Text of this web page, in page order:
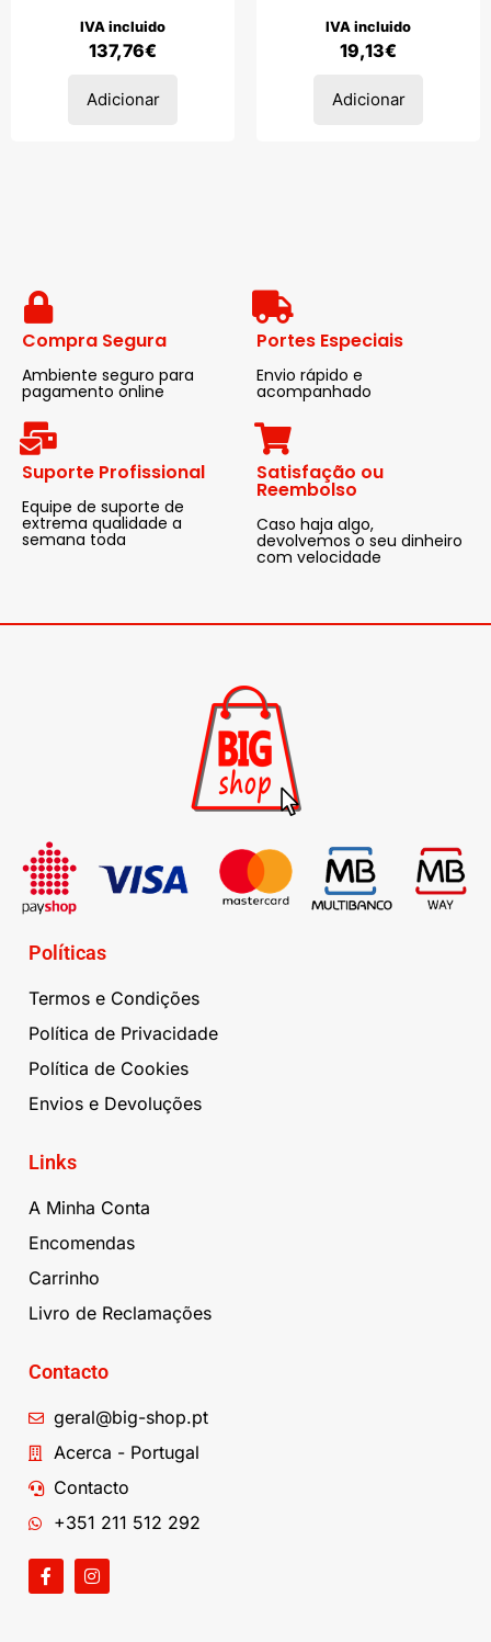
137,76€
IVA incluido
Adicionar
19,13€
IVA incluido
Adicionar
Compra Segura
Ambiente seguro para
pagamento online
Portes Especiais
Envio rápido e
acompanhado
Suporte Profissional
Equipe de suporte de
extrema qualidade a
semana toda
Satisfação ou
Reembolso
Caso haja algo,
devolvemos o seu dinheiro
com velocidade
Políticas
Termos e Condições
Política de Privacidade
Política de Cookies
Envios e Devoluções
Links
A Minha Conta
Encomendas
Carrinho
Livro de Reclamações
Contacto
geral@big-shop.pt
Acerca - Portugal
Contacto
+351 211 512 292